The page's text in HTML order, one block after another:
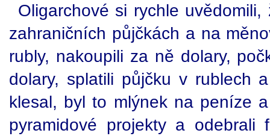
Oligarchové si rychle
zahraničních půjčkách a na
rubly, nakoupili za ně dolary,
dolary, splatili půjčku v rublech
klesal, byl to mlýnek na peníze
pyramidové projekty a odebrali